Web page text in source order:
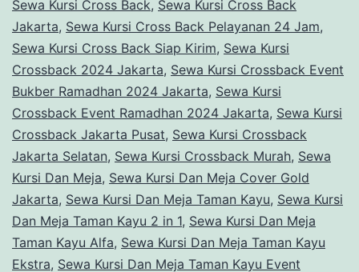
Sewa Kursi Cross Back, Sewa Kursi Cross Back
Jakarta, Sewa Kursi Cross Back Pelayanan 24 Jam,
Sewa Kursi Cross Back Siap Kirim, Sewa Kursi
Crossback 2024 Jakarta, Sewa Kursi Crossback Event
Bukber Ramadhan 2024 Jakarta, Sewa Kursi
Crossback Event Ramadhan 2024 Jakarta, Sewa Kursi
Crossback Jakarta Pusat, Sewa Kursi Crossback
Jakarta Selatan, Sewa Kursi Crossback Murah, Sewa
Kursi Dan Meja, Sewa Kursi Dan Meja Cover Gold
Jakarta, Sewa Kursi Dan Meja Taman Kayu, Sewa Kursi
Dan Meja Taman Kayu 2 in 1, Sewa Kursi Dan Meja
Taman Kayu Alfa, Sewa Kursi Dan Meja Taman Kayu
Ekstra, Sewa Kursi Dan Meja Taman Kayu Event